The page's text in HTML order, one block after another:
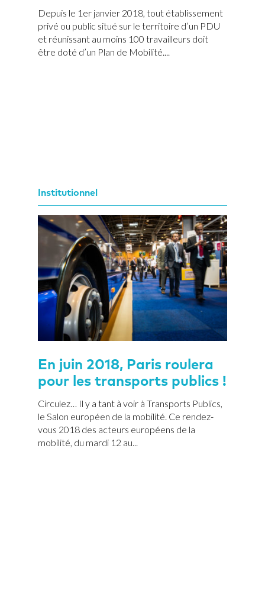
Depuis le 1er janvier 2018, tout établissement
privé ou public situé sur le territoire d’un PDU
et réunissant au moins 100 travailleurs doit
être doté d’un Plan de Mobilité....
Institutionnel
En juin 2018, Paris roulera
pour les transports publics !
Circulez… Il y a tant à voir à Transports Publics,
le Salon européen de la mobilité. Ce rendez-
vous 2018 des acteurs européens de la
mobilité, du mardi 12 au...